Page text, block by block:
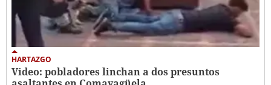
HARTAZGO
Video: pobladores linchan a dos presuntos